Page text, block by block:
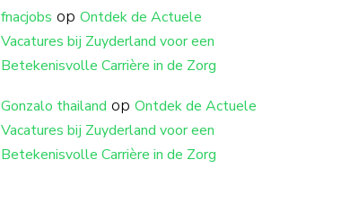
fnacjobs op Ontdek de Actuele
Vacatures bij Zuyderland voor een
Betekenisvolle Carrière in de Zorg
Gonzalo thailand op Ontdek de Actuele
Vacatures bij Zuyderland voor een
Betekenisvolle Carrière in de Zorg